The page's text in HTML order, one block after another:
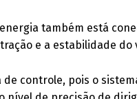
também está
e a estabilidade do
controle, pois o